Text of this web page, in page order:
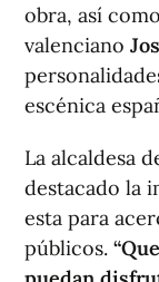
obra, así
valenciano
escénica
La alcaldesa
destacado la
esta para
públicos.